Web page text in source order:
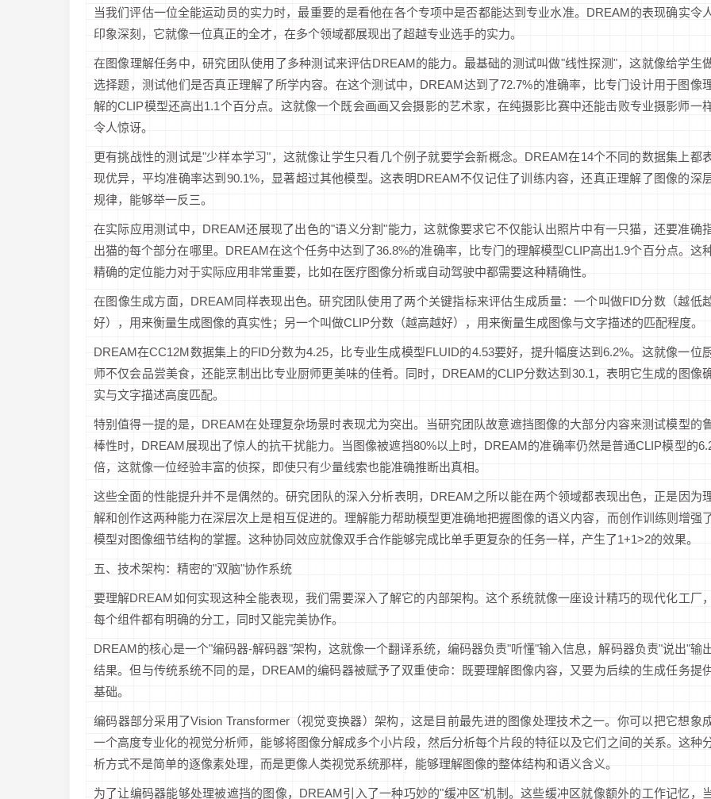
当我们评估一位全能运动员的实力时，最重要的是看他在各个专项中是否都能达到专业水准。DREAM的表现确实令
印象深刻，它就像一位真正的全才，在多个领域都展现出了超越专业选手的实力。
在图像理解任务中，研究团队使用了多种测试来评估DREAM的能力。最基础的测试叫做"线性探测"，这就像给学生
选择题，测试他们是否真正理解了所学内容。在这个测试中，DREAM达到了72.7%的准确率，比专门设计用于图像
解的CLIP模型还高出1.1个百分点。这就像一个既会画画又会摄影的艺术家，在纯摄影比赛中还能击败专业摄影师一
令人惊讶。
更有挑战性的测试是"少样本学习"，这就像让学生只看几个例子就要学会新概念。DREAM在14个不同的数据集上都
现优异，平均准确率达到90.1%，显著超过其他模型。这表明DREAM不仅记住了训练内容，还真正理解了图像的深
规律，能够举一反三。
在实际应用测试中，DREAM还展现了出色的"语义分割"能力，这就像要求它不仅能认出照片中有一只猫，还要准确
出猫的每个部分在哪里。DREAM在这个任务中达到了36.8%的准确率，比专门的理解模型CLIP高出1.9个百分点。这
精确的定位能力对于实际应用非常重要，比如在医疗图像分析或自动驾驶中都需要这种精确性。
在图像生成方面，DREAM同样表现出色。研究团队使用了两个关键指标来评估生成质量：一个叫做FID分数（越低
好），用来衡量生成图像的真实性；另一个叫做CLIP分数（越高越好），用来衡量生成图像与文字描述的匹配程度。
DREAM在CC12M数据集上的FID分数为4.25，比专业生成模型FLUID的4.53要好，提升幅度达到6.2%。这就像一位
师不仅会品尝美食，还能烹制出比专业厨师更美味的佳肴。同时，DREAM的CLIP分数达到30.1，表明它生成的图像
实与文字描述高度匹配。
特别值得一提的是，DREAM在处理复杂场景时表现尤为突出。当研究团队故意遮挡图像的大部分内容来测试模型的
棒性时，DREAM展现出了惊人的抗干扰能力。当图像被遮挡80%以上时，DREAM的准确率仍然是普通CLIP模型的
倍，这就像一位经验丰富的侦探，即使只有少量线索也能准确推断出真相。
这些全面的性能提升并不是偶然的。研究团队的深入分析表明，DREAM之所以能在两个领域都表现出色，正是因为
解和创作这两种能力在深层次上是相互促进的。理解能力帮助模型更准确地把握图像的语义内容，而创作训练则增强
模型对图像细节结构的掌握。这种协同效应就像双手合作能够完成比单手更复杂的任务一样，产生了1+1>2的效果。
五、技术架构：精密的"双脑"协作系统
要理解DREAM如何实现这种全能表现，我们需要深入了解它的内部架构。这个系统就像一座设计精巧的现代化工厂，
每个组件都有明确的分工，同时又能完美协作。
DREAM的核心是一个"编码器-解码器"架构，这就像一个翻译系统，编码器负责"听懂"输入信息，解码器负责"说出"输
结果。但与传统系统不同的是，DREAM的编码器被赋予了双重使命：既要理解图像内容，又要为后续的生成任务提
基础。
编码器部分采用了Vision Transformer（视觉变换器）架构，这是目前最先进的图像处理技术之一。你可以把它想象
一个高度专业化的视觉分析师，能够将图像分解成多个小片段，然后分析每个片段的特征以及它们之间的关系。这种
析方式不是简单的逐像素处理，而是更像人类视觉系统那样，能够理解图像的整体结构和语义含义。
为了让编码器能够处理被遮挡的图像，DREAM引入了一种巧妙的"缓冲区"机制。这些缓冲区就像额外的工作记忆，